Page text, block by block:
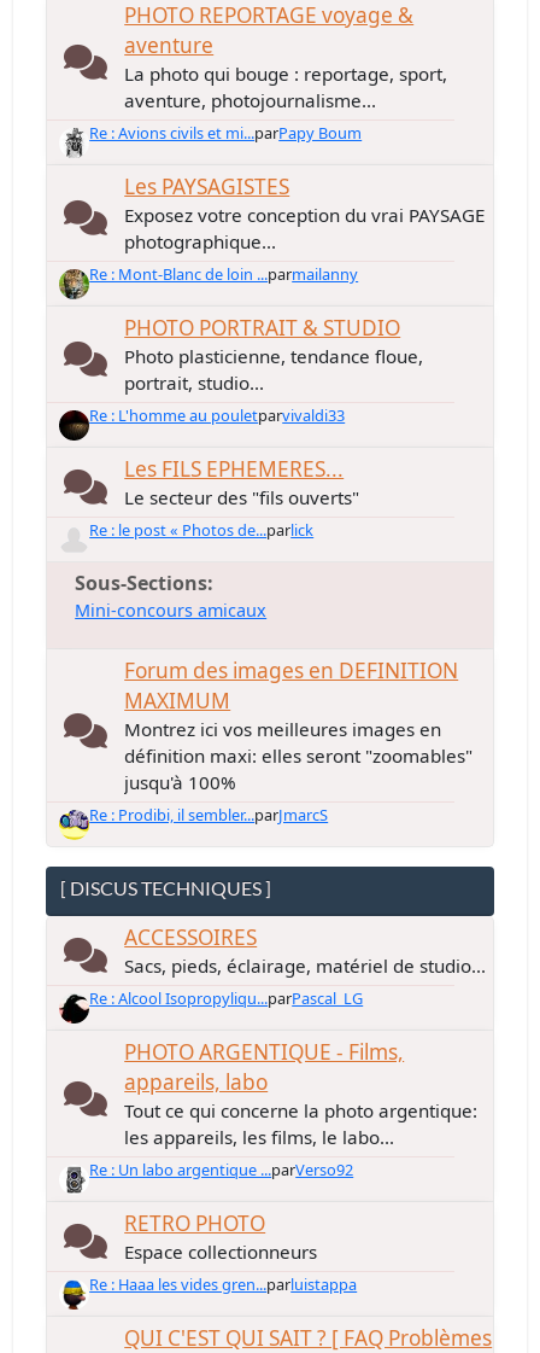
PHOTO REPORTAGE voyage &
aventure
La photo qui bouge : reportage, sport,
aventure, photojournalisme...
Re : Avions civils et mi...parPapy Boum
Les PAYSAGISTES
Exposez votre conception du vrai PAYSAGE
photographique...
Re : Mont-Blanc de loin ...parmailanny
PHOTO PORTRAIT & STUDIO
Photo plasticienne, tendance floue,
portrait, studio...
Re : L'homme au pouletparvivaldi33
Les FILS EPHEMERES...
Le secteur des "fils ouverts"
Re : le post « Photos de...parlick
Sous-Sections
Mini-concours amicaux
Forum des images en DEFINITION
MAXIMUM
Montrez ici vos meilleures images en
définition maxi: elles seront "zoomables"
jusqu'à 100%
Re : Prodibi, il sembler...parJmarcS
[ DISCUS TECHNIQUES ]
ACCESSOIRES
Sacs, pieds, éclairage, matériel de studio...
Re : Alcool Isopropyliqu...parPascal_LG
PHOTO ARGENTIQUE - Films,
appareils, labo
Tout ce qui concerne la photo argentique:
les appareils, les films, le labo...
Re : Un labo argentique ...parVerso92
RETRO PHOTO
Espace collectionneurs
Re : Haaa les vides gren...parluistappa
QUI C'EST QUI SAIT ? [ FAQ Problèmes